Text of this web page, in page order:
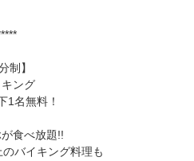
】
ング
無料！
食べ放題!!
バイキング料理も